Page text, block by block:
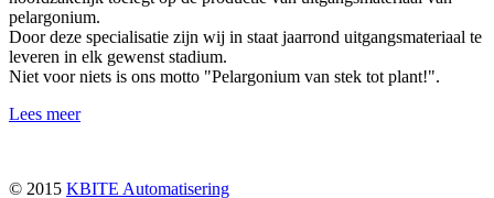
pelargonium.
Door deze specialisatie zijn wij in staat jaarrond uitgangsmateriaal te
leveren in elk gewenst stadium.
Niet voor niets is ons motto "Pelargonium van stek tot plant!".
Lees meer
© 2015 KBITE Automatisering